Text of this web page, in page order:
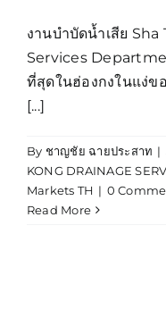
งานบำบัดน้ำเสีย
Services
ที่สุดในฮ่องกงในแง่ข
[...]
By ชาญชัย ฉายประสาท |
KONG DRAINAGE
Markets TH | 0
Read More